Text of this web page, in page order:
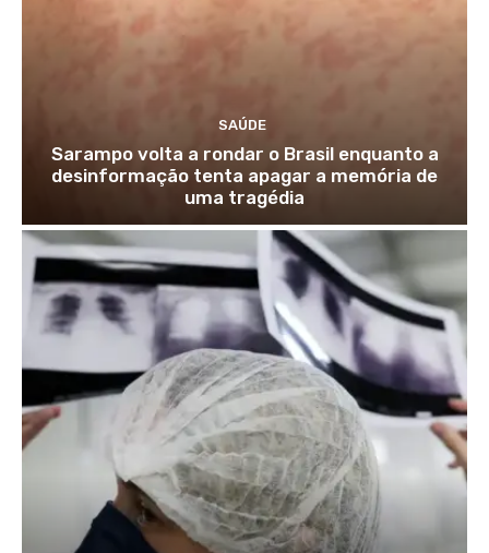
SAÚDE
Sarampo volta a rondar o Brasil enquanto a
desinformação tenta apagar a memória de
uma tragédia